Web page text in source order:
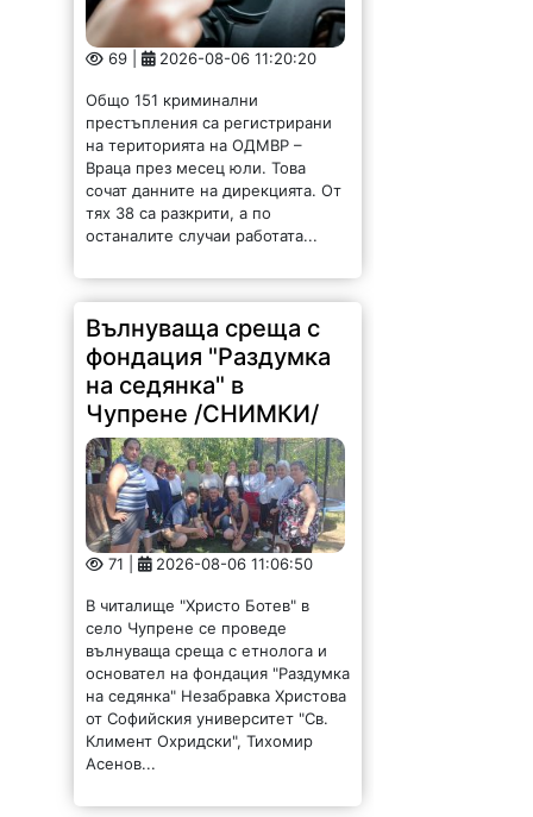
69 | 2026-08-06 11:20:20
престъпления са регистрирани
на територията на ОДМВР –
Враца през месец юли. Това
сочат данните на дирекцията. От
тях 38 са разкрити, а по
останалите случаи работата...
Вълнуваща среща с
фондация "Раздумка
на седянка" в
Чупрене /СНИМКИ/
71 | 2026-08-06 11:06:50
село Чупрене се проведе
вълнуваща среща с етнолога и
основател на фондация "Раздумка
на седянка" Незабравка Христова
от Софийския университет "Св.
Климент Охридски", Тихомир
Асенов...